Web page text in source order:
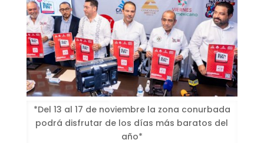
*Del 13 al 17 de noviembre la zona conurbada
podrá disfrutar de los días más baratos del
año*